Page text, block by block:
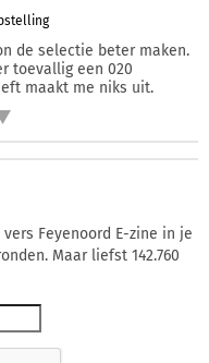
de selectie beter maken.
toevallig een 020
maakt me niks uit.
Feyenoord E-zine in je
Maar liefst 142.760